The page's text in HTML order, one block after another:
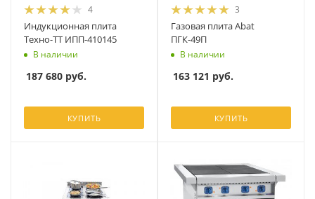
4
Индукционная плита
Техно-ТТ ИПП-410145
В наличии
187 680 руб.
КУПИТЬ
3
Газовая плита Abat
ПГК-49П
В наличии
163 121 руб.
КУПИТЬ